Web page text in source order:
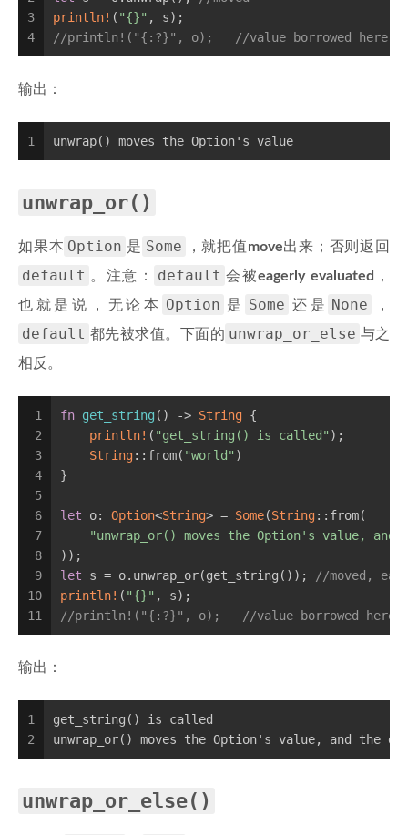
3
4
println! ( "{}" , s);
//println!("{:?}", o);   //value borrowed here
输出：
1 unwrap() moves the Option's value
unwrap_or()
如果本 Option 是 Some ，就把值move出来；否则返回
default 。注意： default 会被eagerly evaluated
，
也就是说，无论本
Option 是 Some 还是 None ，
default 都先被求值。下面的 unwrap_or_else 与之
相反。
1
2
3
4
5
6
7
8
9
10
11
fn get_string () -> String {
println! ( "get_string() is called" );
String::from( "world" )
}
let o: Option<String> = Some(String::from(
"unwrap_or() moves the Option's value,
));
let s = o.unwrap_or(get_string());
//moved,
println! ( "{}" , s);
//println!("{:?}", o);   //value borrowed here
输出：
1
2
get_string() is called
unwrap_or() moves the Option's value, and the
unwrap_or_else()